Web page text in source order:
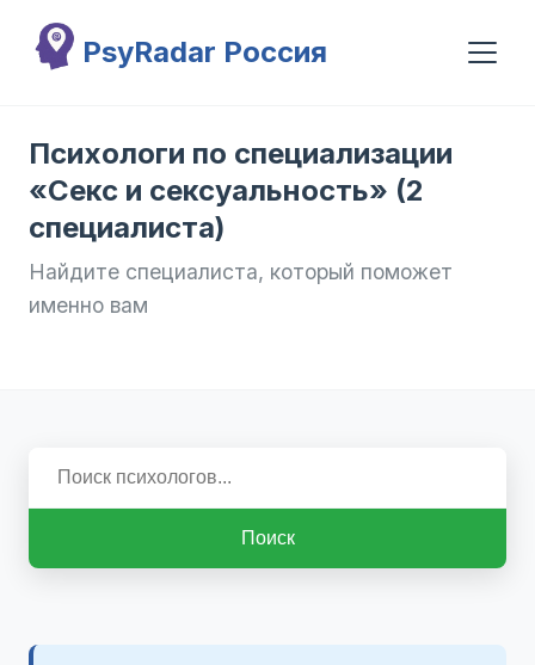
PsyRadar Россия
Психологи по специализации
«Секс и сексуальность» (2
специалиста)
Найдите специалиста, который поможет
именно вам
Поиск